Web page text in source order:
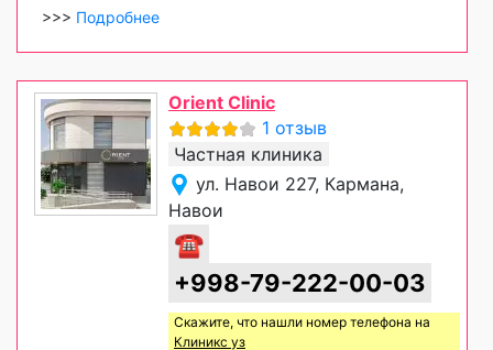
>>> Подробнее
Orient Clinic
1 отзыв
Частная клиника
ул. Навои 227, Кармана,
Навои
☎
+998-79-222-00-03
Скажите, что нашли номер телефона на
Клиникс уз